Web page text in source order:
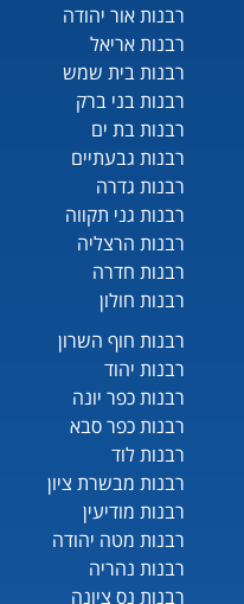
רבנות אור יהודה
רבנות אריאל
רבנות בית שמש
רבנות בני ברק
רבנות בת ים
רבנות גבעתיים
רבנות גדרה
רבנות גני תקווה
רבנות הרצליה
רבנות חדרה
רבנות חולון
רבנות חוף השרון
רבנות יהוד
רבנות כפר יונה
רבנות כפר סבא
רבנות לוד
רבנות מבשרת ציון
רבנות מודיעין
רבנות מטה יהודה
רבנות נהריה
רבנות נס ציונה